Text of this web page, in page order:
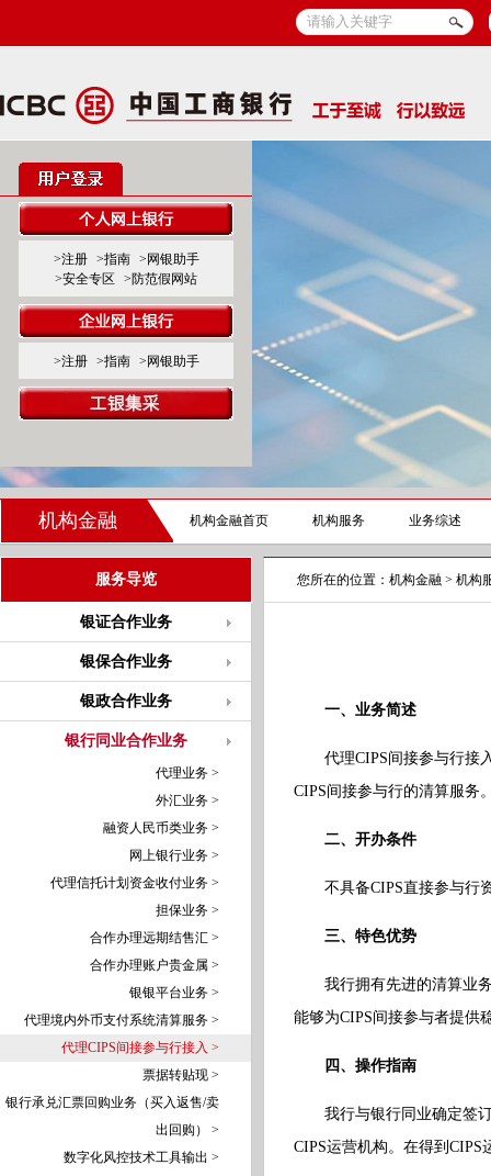
>注册 >指南
>网银助手
>安全专区
>防范假网站
>注册 >指南 >网银助手
机构金融 机构金融首页 机构服务 业务综述
服务导览
银证合作业务
银保合作业务
银政合作业务
银行同业合作业务
代理业务 >
外汇业务 >
融资人民币类业务 >
网上银行业务 >
代理信托计划资金收付业务 >
担保业务 >
合作办理远期结售汇 >
合作办理账户贵金属 >
银银平台业务 >
代理境内外币支付系统清算服务 >
代理CIPS间接参与行接入 >
票据转贴现 >
银行承兑汇票回购业务（买入返售/卖
出回购） >
数字化风控技术工具输出 >
您所在的位置： 机构金融 > 机构
一、业务简述
代理CIPS间接参与行接
CIPS间接参与行的清算服务
二、开办条件
不具备CIPS直接参与行
三、特色优势
我行拥有先进的清算业
能够为CIPS间接参与者提供
四、操作指南
我行与银行同业确定签
CIPS运营机构。在得到